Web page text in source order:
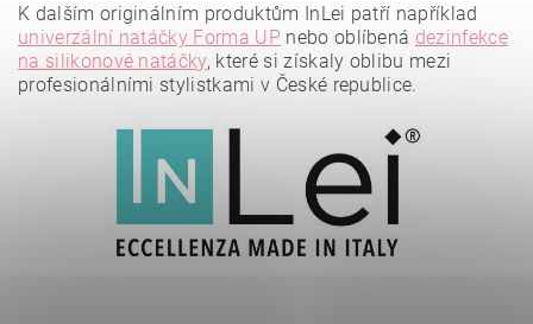
Vložením hodnocení souhlasíte se
zásadami ochrany
osobních údajů.
K dalším originálním produktům InLei patří například
univerzální natáčky Forma UP nebo oblíbená dezinfekce
na silikonové natáčky, které si získaly oblibu mezi
profesionálními stylistkami v České republice.